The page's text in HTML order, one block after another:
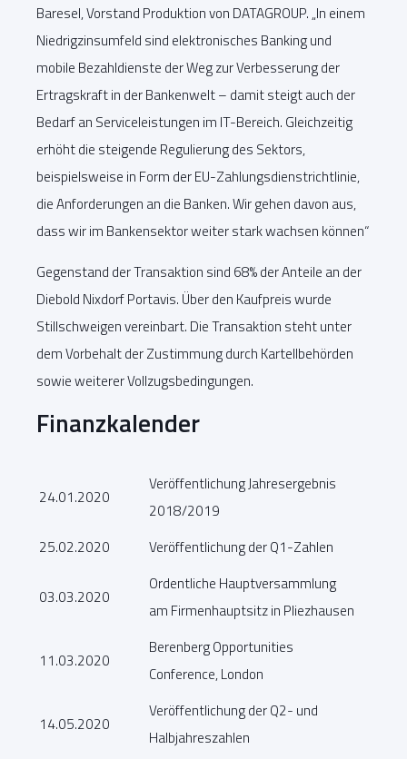
Baresel, Vorstand Produktion von DATAGROUP. „In einem
Niedrigzinsumfeld sind elektronisches Banking und
mobile Bezahldienste der Weg zur Verbesserung der
Ertragskraft in der Bankenwelt – damit steigt auch der
Bedarf an Serviceleistungen im IT-Bereich. Gleichzeitig
erhöht die steigende Regulierung des Sektors,
beispielsweise in Form der EU-Zahlungsdienstrichtlinie,
die Anforderungen an die Banken. Wir gehen davon aus,
dass wir im Bankensektor weiter stark wachsen können“
Gegenstand der Transaktion sind 68% der Anteile an der
Diebold Nixdorf Portavis. Über den Kaufpreis wurde
Stillschweigen vereinbart. Die Transaktion steht unter
dem Vorbehalt der Zustimmung durch Kartellbehörden
sowie weiterer Vollzugsbedingungen.
Finanzkalender
24.01.2020
Veröffentlichung Jahresergebnis
2018/2019
25.02.2020
Veröffentlichung der Q1-Zahlen
03.03.2020
Ordentliche Hauptversammlung
am Firmenhauptsitz in Pliezhausen
11.03.2020
Berenberg Opportunities
Conference, London
14.05.2020
Veröffentlichung der Q2- und
Halbjahreszahlen